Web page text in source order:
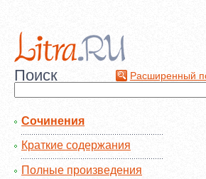
Поиск Расширенный
Сочинения
Краткие содержания
Полные произведения